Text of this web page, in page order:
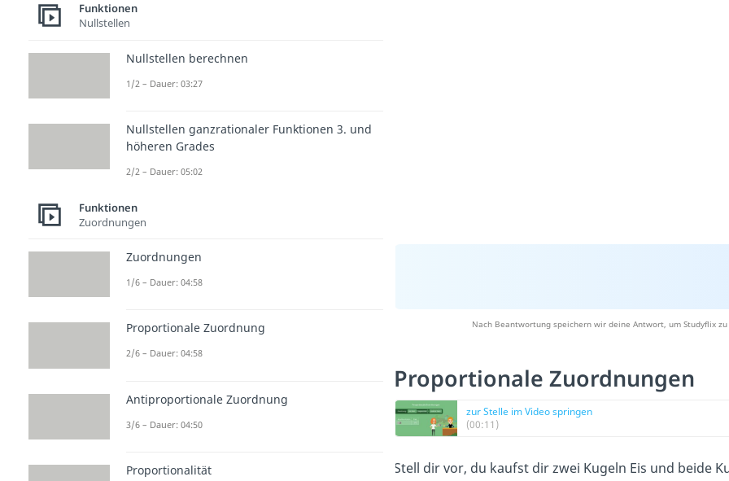
Nach Beantwortung speichern wir deine Antwort, um Studyflix
Proportionale Zuordnungen
zur Stelle im Video springen
(00:11)
Stell dir vor, du kaufst dir zwei Kugeln Eis und beide
Funktionen
Nullstellen
Nullstellen berechnen
1/2 – Dauer: 03:27
Nullstellen ganzrationaler Funktionen 3. und
höheren Grades
2/2 – Dauer: 05:02
Funktionen
Zuordnungen
Zuordnungen
1/6 – Dauer: 04:58
Proportionale Zuordnung
2/6 – Dauer: 04:58
Antiproportionale Zuordnung
3/6 – Dauer: 04:50
Proportionalität